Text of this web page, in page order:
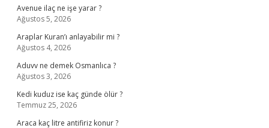
Avenue ilaç ne işe yarar ?
Ağustos 5, 2026
Araplar Kuran’ı anlayabilir mi ?
Ağustos 4, 2026
Aduvv ne demek Osmanlıca ?
Ağustos 3, 2026
Kedi kuduz ise kaç günde ölür ?
Temmuz 25, 2026
Araca kaç litre antifiriz konur ?